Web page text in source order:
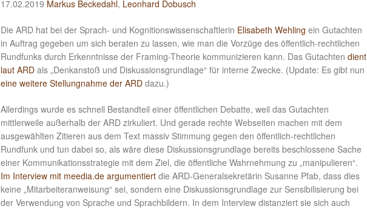
17.02.2019 Markus Beckedahl, Leonhard Dobusch
Die ARD hat bei der Sprach- und Kognitionswissenschaftlerin Elisabeth Wehling ein Gutachten
in Auftrag gegeben um sich beraten zu lassen, wie man die Vorzüge des öffentlich-rechtlichen
Rundfunks durch Erkenntnisse der Framing-Theorie kommunizieren kann. Das Gutachten dient
laut ARD als „Denkanstoß und Diskussionsgrundlage“ für interne Zwecke. (Update: Es gibt nun
eine weitere Stellungnahme der ARD dazu.)
Allerdings wurde es schnell Bestandteil einer öffentlichen Debatte, weil das Gutachten
mittlerweile außerhalb der ARD zirkuliert. Und gerade rechte Webseiten machen mit dem
ausgewählten Zitieren aus dem Text massiv Stimmung gegen den öffentlich-rechtlichen
Rundfunk und tun dabei so, als wäre diese Diskussionsgrundlage bereits beschlossene Sache
einer Kommunikationsstrategie mit dem Ziel, die öffentliche Wahrnehmung zu „manipulieren“.
Im Interview mit meedia.de argumentiert die ARD-Generalsekretärin Susanne Pfab, dass dies
keine „Mitarbeiteranweisung“ sei, sondern eine Diskussionsgrundlage zur Sensibilisierung bei
der Verwendung von Sprache und Sprachbildern. In dem Interview distanziert sie sich auch